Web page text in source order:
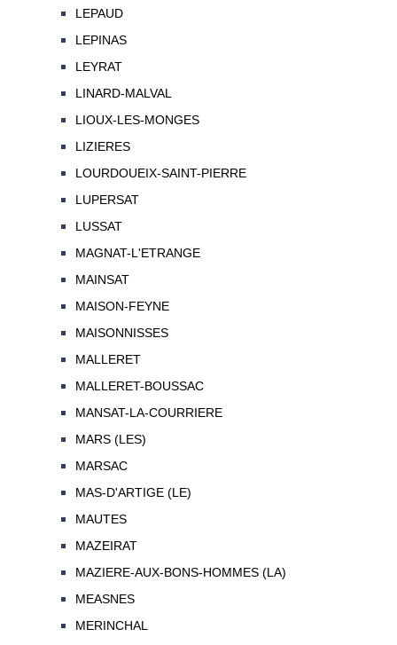
LEPAUD
LEPINAS
LEYRAT
LINARD-MALVAL
LIOUX-LES-MONGES
LIZIERES
LOURDOUEIX-SAINT-PIERRE
LUPERSAT
LUSSAT
MAGNAT-L'ETRANGE
MAINSAT
MAISON-FEYNE
MAISONNISSES
MALLERET
MALLERET-BOUSSAC
MANSAT-LA-COURRIERE
MARS (LES)
MARSAC
MAS-D'ARTIGE (LE)
MAUTES
MAZEIRAT
MAZIERE-AUX-BONS-HOMMES (LA)
MEASNES
MERINCHAL